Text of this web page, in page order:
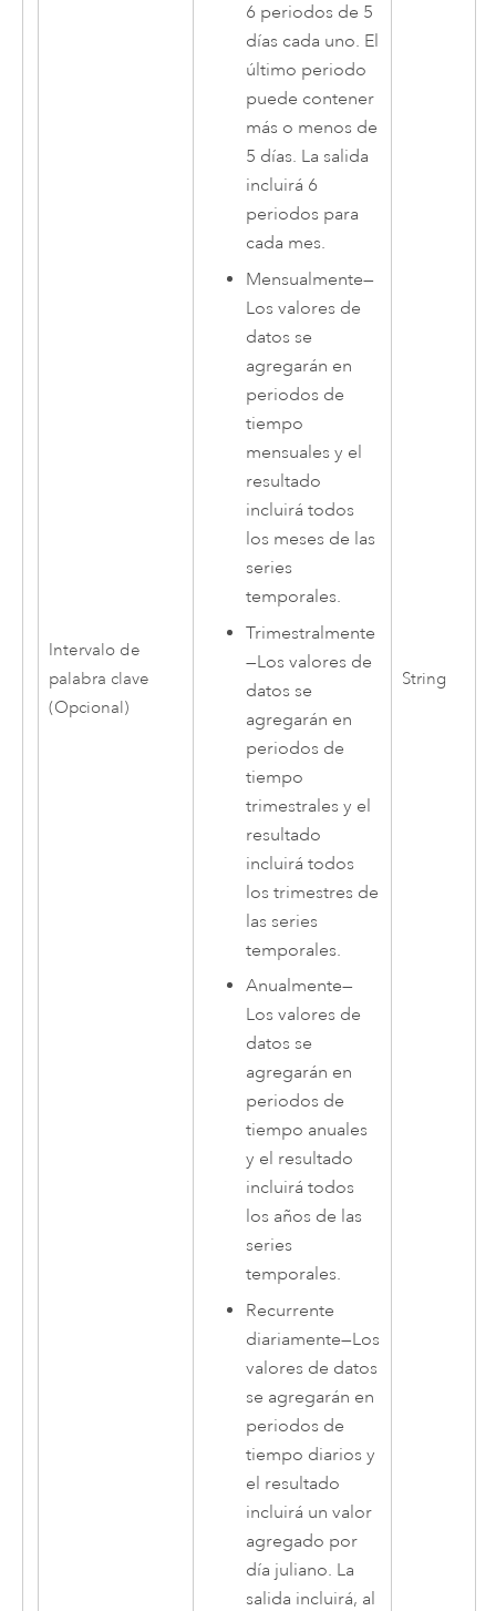
Intervalo de
palabra clave
(Opcional)
6 periodos de 5
días cada uno. El
último periodo
puede contener
más o menos de
5 días. La salida
incluirá 6
periodos para
cada mes.
Mensualmente—
Los valores de
datos se
agregarán en
periodos de
tiempo
mensuales y el
resultado
incluirá todos
los meses de las
series
temporales.
Trimestralmente
—Los valores de
datos se
agregarán en
periodos de
tiempo
trimestrales y el
resultado
incluirá todos
los trimestres de
las series
temporales.
Anualmente—
Los valores de
datos se
agregarán en
periodos de
tiempo anuales
y el resultado
incluirá todos
los años de las
series
temporales.
Recurrente
diariamente—Los
valores de datos
se agregarán en
periodos de
tiempo diarios y
el resultado
incluirá un valor
agregado por
día juliano. La
salida incluirá, al
String